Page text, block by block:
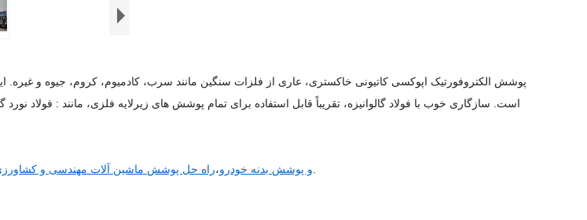
پوشش الکتروفورتیک اپوکسی کاتیونی خاکستری، عاری از فلزات سنگین مانند سرب، کادمیوم، کروم، جیوه و غیره.
است. سازگاری خوب با فولاد گالوانیزه، تقریباً قابل استفاده برای تمام پوشش های زیرلایه فلزی، مانند : فولاد نورد
راه حل OEM و پوشش بدنه خودرو،راه حل پوشش ماشین آلات مهندسی و